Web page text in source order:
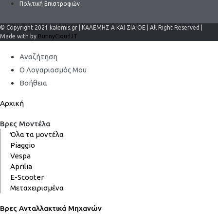
Πολιτική Επιστροφών
© Copyright 2021 kalemis.gr | ΚΑΛΕΜΗΣ Α ΚΑΙ ΣΙΑ ΟΕ | All Right Reserved |
Made with by BunnyCloud.IT
Αναζήτηση
Ο Λογαριασμός Μου
Βοήθεια
Αρχική
Βρες Μοντέλα
Όλα τα μοντέλα
Piaggio
Vespa
Aprilia
E-Scooter
Μεταχειρισμένα
Βρες Ανταλλακτικά Μηχανών